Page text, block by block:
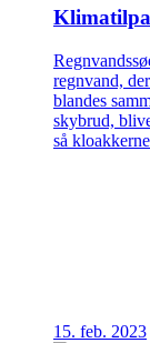
regnvand,
blandes
skybrud,
så
15. feb. 2023